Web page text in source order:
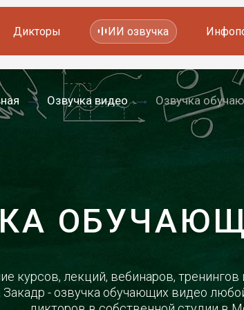
Фильмов и сериалов
Мультфильмов
YouTube каналов
Дикторы ИИ озвучка
Озвучка видео Озвучка
курсов, лекций, вебинаров,
Закадр - озвучка обучающих видео